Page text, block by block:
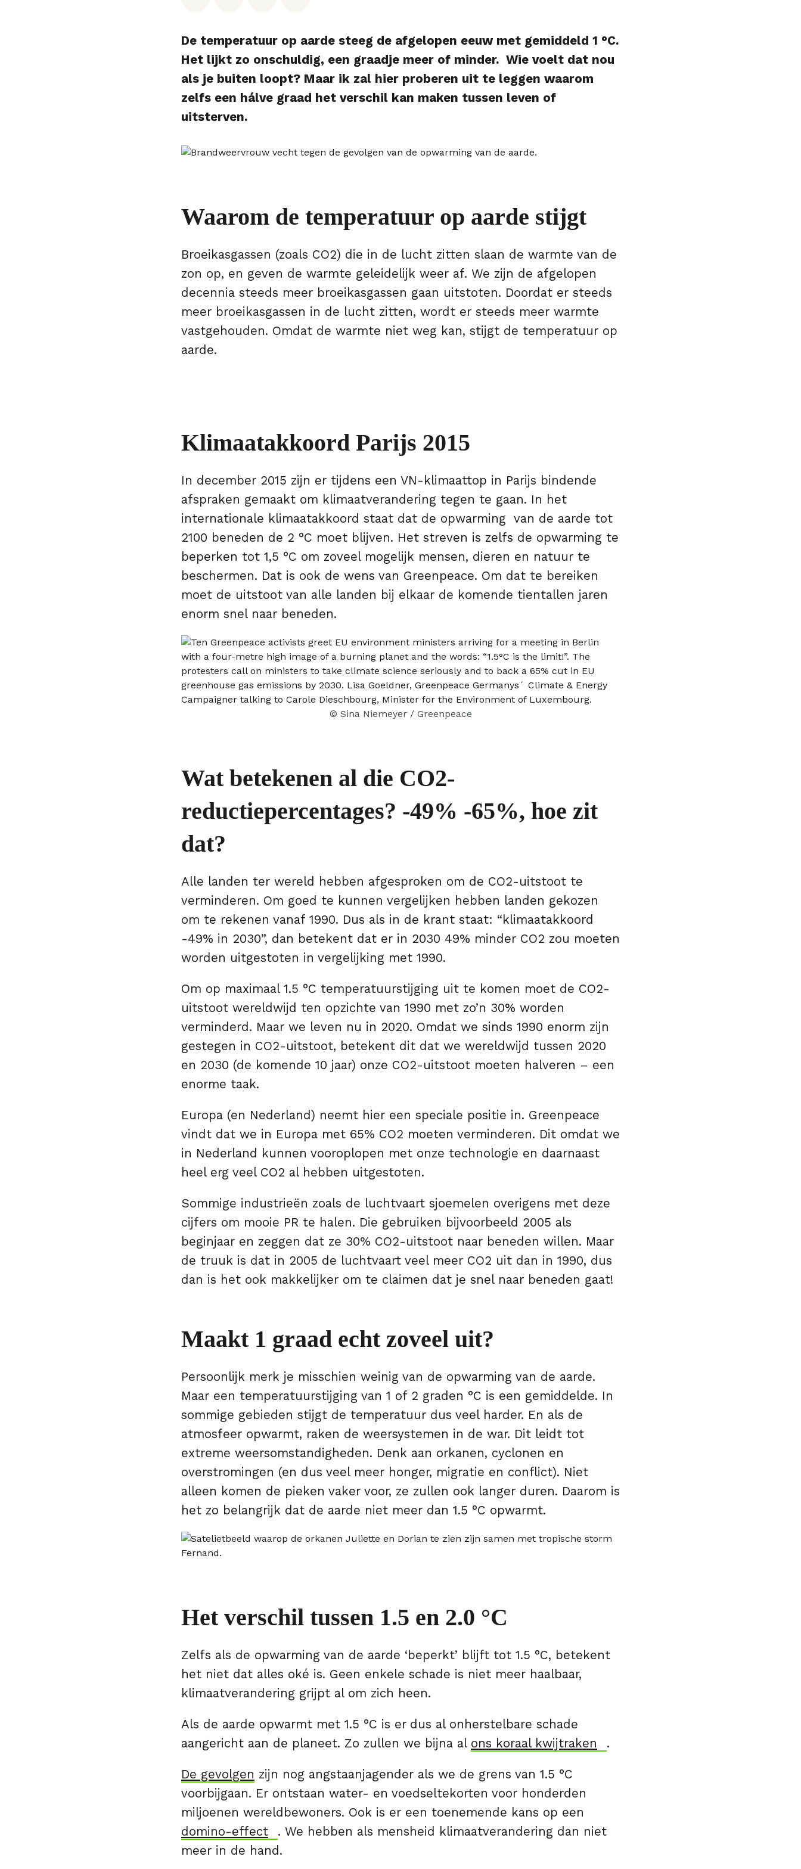
De temperatuur op aarde steeg de afgelopen eeuw met gemiddeld 1 °C.
Het lijkt zo onschuldig, een graadje meer of minder. Wie voelt dat nou
als je buiten loopt? Maar ik zal hier proberen uit te leggen waarom
zelfs een hálve graad het verschil kan maken tussen leven of
uitsterven.
Waarom de temperatuur op aarde stijgt
Broeikasgassen (zoals CO2) die in de lucht zitten slaan de warmte van de
zon op, en geven de warmte geleidelijk weer af. We zijn de afgelopen
decennia steeds meer broeikasgassen gaan uitstoten. Doordat er steeds
meer broeikasgassen in de lucht zitten, wordt er steeds meer warmte
vastgehouden. Omdat de warmte niet weg kan, stijgt de temperatuur op
aarde.
Klimaatakkoord Parijs 2015
In december 2015 zijn er tijdens een VN-klimaattop in Parijs bindende
afspraken gemaakt om klimaatverandering tegen te gaan. In het
internationale klimaatakkoord staat dat de opwarming van de aarde tot
2100 beneden de 2 °C moet blijven. Het streven is zelfs de opwarming te
beperken tot 1,5 °C om zoveel mogelijk mensen, dieren en natuur te
beschermen. Dat is ook de wens van Greenpeace. Om dat te bereiken
moet de uitstoot van alle landen bij elkaar de komende tientallen jaren
enorm snel naar beneden.
© Sina Niemeyer / Greenpeace
Wat betekenen al die CO2-
reductiepercentages? -49% -65%, hoe zit
dat?
Alle landen ter wereld hebben afgesproken om de CO2-uitstoot te
verminderen. Om goed te kunnen vergelijken hebben landen gekozen
om te rekenen vanaf 1990. Dus als in de krant staat: “klimaatakkoord
-49% in 2030”, dan betekent dat er in 2030 49% minder CO2 zou moeten
worden uitgestoten in vergelijking met 1990.
Om op maximaal 1.5 °C temperatuurstijging uit te komen moet de CO2-
uitstoot wereldwijd ten opzichte van 1990 met zo’n 30% worden
verminderd. Maar we leven nu in 2020. Omdat we sinds 1990 enorm zijn
gestegen in CO2-uitstoot, betekent dit dat we wereldwijd tussen 2020
en 2030 (de komende 10 jaar) onze CO2-uitstoot moeten halveren – een
enorme taak.
Europa (en Nederland) neemt hier een speciale positie in. Greenpeace
vindt dat we in Europa met 65% CO2 moeten verminderen. Dit omdat we
in Nederland kunnen vooroplopen met onze technologie en daarnaast
heel erg veel CO2 al hebben uitgestoten.
Sommige industrieën zoals de luchtvaart sjoemelen overigens met deze
cijfers om mooie PR te halen. Die gebruiken bijvoorbeeld 2005 als
beginjaar en zeggen dat ze 30% CO2-uitstoot naar beneden willen. Maar
de truuk is dat in 2005 de luchtvaart veel meer CO2 uit dan in 1990, dus
dan is het ook makkelijker om te claimen dat je snel naar beneden gaat!
Maakt 1 graad echt zoveel uit?
Persoonlijk merk je misschien weinig van de opwarming van de aarde.
Maar een temperatuurstijging van 1 of 2 graden °C is een gemiddelde. In
sommige gebieden stijgt de temperatuur dus veel harder. En als de
atmosfeer opwarmt, raken de weersystemen in de war. Dit leidt tot
extreme weersomstandigheden. Denk aan orkanen, cyclonen en
overstromingen (en dus veel meer honger, migratie en conflict). Niet
alleen komen de pieken vaker voor, ze zullen ook langer duren. Daarom is
het zo belangrijk dat de aarde niet meer dan 1.5 °C opwarmt.
Het verschil tussen 1.5 en 2.0 °C
Zelfs als de opwarming van de aarde ‘beperkt’ blijft tot 1.5 °C, betekent
het niet dat alles oké is. Geen enkele schade is niet meer haalbaar,
klimaatverandering grijpt al om zich heen.
Als de aarde opwarmt met 1.5 °C is er dus al onherstelbare schade
aangericht aan de planeet. Zo zullen we bijna al ons koraal kwijtraken .
De gevolgen zijn nog angstaanjagender als we de grens van 1.5 °C
voorbijgaan. Er ontstaan water- en voedseltekorten voor honderden
miljoenen wereldbewoners. Ook is er een toenemende kans op een
domino-effect
. We hebben als mensheid klimaatverandering dan niet
meer in de hand.